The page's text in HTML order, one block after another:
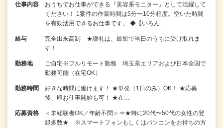
仕事内容
おうちでお仕事ができる『美容系モニター』として活躍して
ください！ 1案件の作業時間は5分〜10分程度。空いた時間
を有効活用できるお仕事です。 ◆【いろん…
給与
完全出来高制 ★謝礼は、最短で当日のうちに受け取れま
す！
勤務地
ご自宅※フルリモート勤務 埼玉県エリアおよび日本全国で
勤務可能（在宅OK）
勤務時間
好きな時間に働けます！ ★単発（1日のみ）OK！ ★応募
後、即お仕事開始も可！ ★在…
応募資格
＜未経験者OK／年齢不問＞⇒★特に20代〜50代の女性の登
録多数★ ※スマートフォンもしくはパソコンをお持ちの方